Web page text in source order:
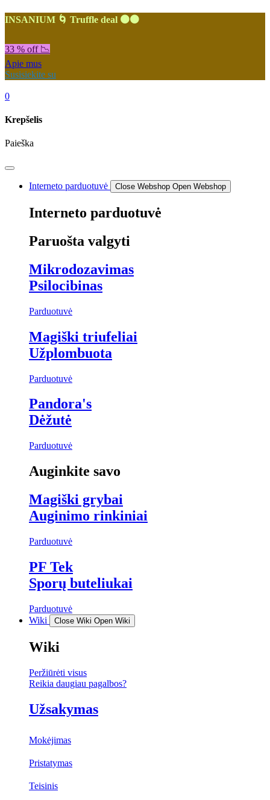
INSANIUM 🌀 Truffle deal 🟤🟤
33 % off 📉
Apie mus
Susisiekite su
0
Krepšelis
Paieška
Interneto parduotuvė Close Webshop Open Webshop
Interneto parduotuvė
Paruošta valgyti
Mikrodozavimas
Psilocibinas
Parduotuvė
Magiški triufeliai
Užplombuota
Parduotuvė
Pandora's
Dėžutė
Parduotuvė
Auginkite savo
Magiški grybai
Auginimo rinkiniai
Parduotuvė
PF Tek
Sporų buteliukai
Parduotuvė
Wiki
Close Wiki Open Wiki
Wiki
Peržiūrėti visus
Reikia daugiau pagalbos?
Užsakymas
Mokėjimas
Pristatymas
Teisinis